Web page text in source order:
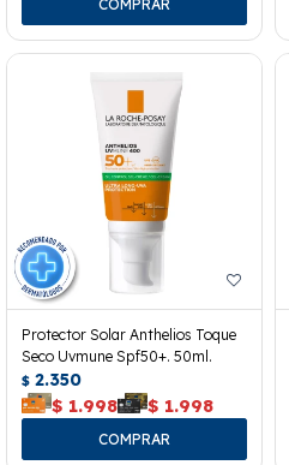
Protector Solar Anthelios Toque
Seco Uvmune Spf50+. 50ml.
$ 2.350
$ 1.998 $ 1.998